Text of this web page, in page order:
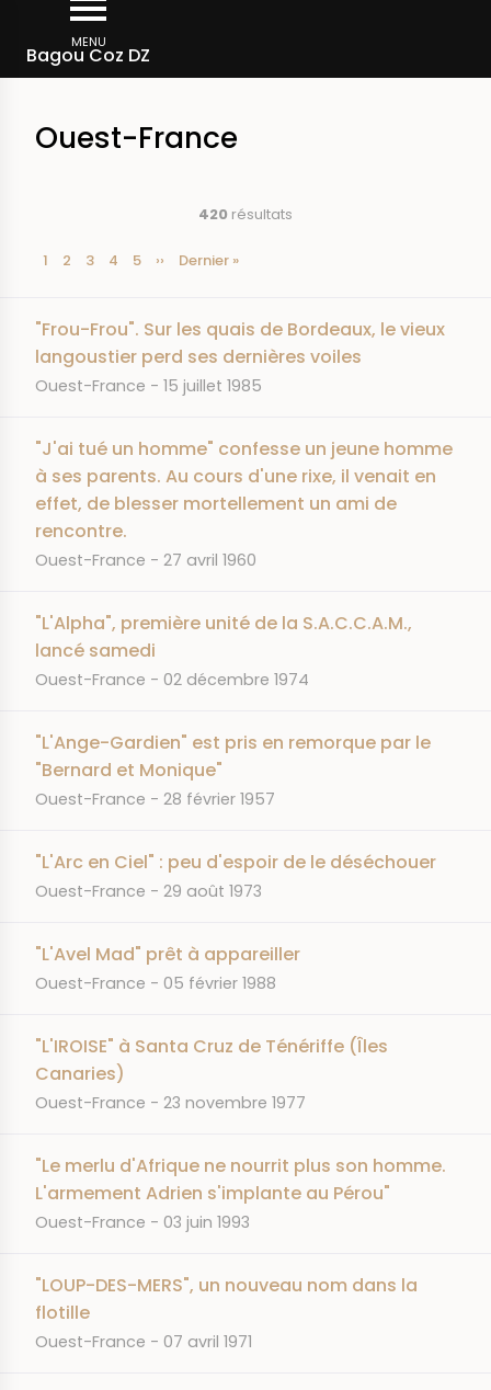
contenu
MENU
Bagou Coz DZ
d'Ariane
Accueil
Ouest-France
420 résultats
Pagination
Page
1 Page
2 Page
3 Page
4 Page
5
Page
››
Dernière
Dernier »
"Frou-Frou". Sur les quais de Bordeaux, le vieux
langoustier perd ses dernières voiles
JOURNAL
Ouest-France DATE
15 juillet 1985
"J'ai tué un homme" confesse un jeune homme
à ses parents. Au cours d'une rixe, il venait en
effet, de blesser mortellement un ami de
rencontre.
JOURNAL
Ouest-France DATE
27 avril 1960
"L'Alpha", première unité de la S.A.C.C.A.M.,
lancé samedi
JOURNAL
Ouest-France DATE
02 décembre 1974
"L'Ange-Gardien" est pris en remorque par le
"Bernard et Monique"
JOURNAL
Ouest-France DATE
28 février 1957
"L'Arc en Ciel" : peu d'espoir de le déséchouer
JOURNAL
Ouest-France DATE
29 août 1973
"L'Avel Mad" prêt à appareiller
JOURNAL
Ouest-France DATE
05 février 1988
"L'IROISE" à Santa Cruz de Ténériffe (Îles
Canaries)
JOURNAL
Ouest-France DATE
23 novembre 1977
"Le merlu d'Afrique ne nourrit plus son homme.
L'armement Adrien s'implante au Pérou"
JOURNAL
Ouest-France DATE
03 juin 1993
"LOUP-DES-MERS", un nouveau nom dans la
flotille
JOURNAL
Ouest-France DATE
07 avril 1971